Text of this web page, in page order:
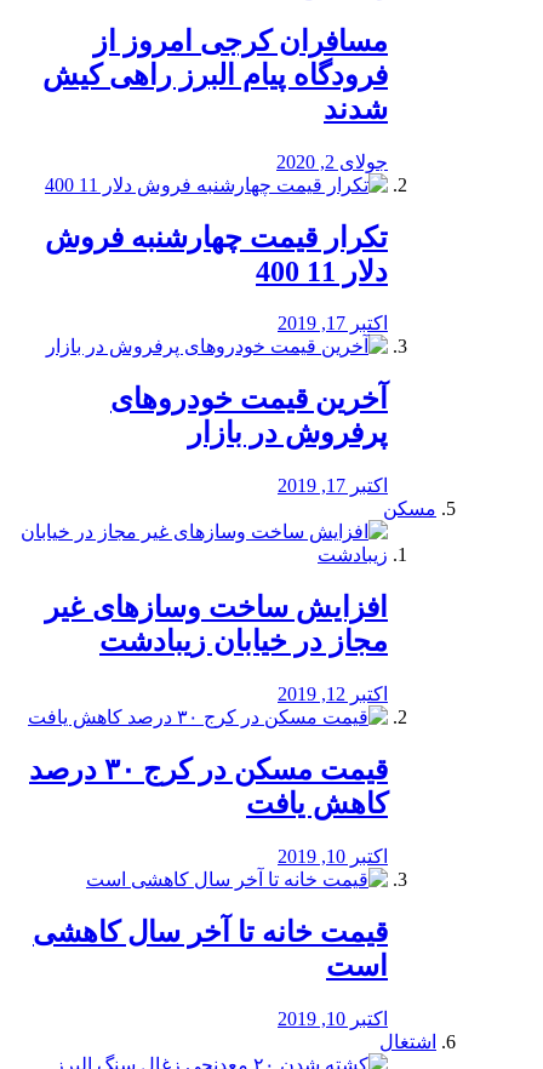
مسافران کرجی امروز از
فرودگاه پیام البرز راهی کیش
شدند
جولای 2, 2020
تکرار قیمت چهارشنبه فروش
دلار 11 400
اکتبر 17, 2019
آخرین قیمت خودرو‌های
پرفروش در بازار
اکتبر 17, 2019
مسکن
افزایش ساخت وسازهای غیر
مجاز در خیابان زیبادشت
اکتبر 12, 2019
️قیمت مسکن در کرج ۳۰ درصد
کاهش یافت
اکتبر 10, 2019
قیمت خانه تا آخر سال کاهشی
است
اکتبر 10, 2019
اشتغال